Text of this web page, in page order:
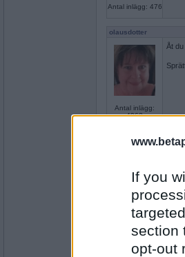
If you
section
opt-out
Antal inlägg: 476
olausdotter
Antal inlägg:
4962
Åt
Antal inlägg:
Som
lithiumina